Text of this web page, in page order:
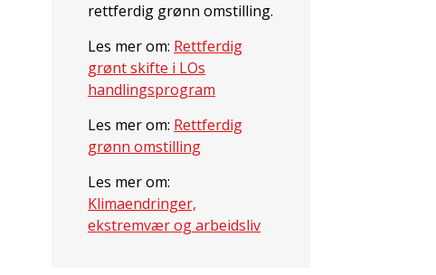
rettferdig grønn omstilling.
Les mer om: Rettferdig
grønt skifte i LOs
handlingsprogram
Les mer om: Rettferdig
grønn omstilling
Les mer om:
Klimaendringer,
ekstremvær og arbeidsliv